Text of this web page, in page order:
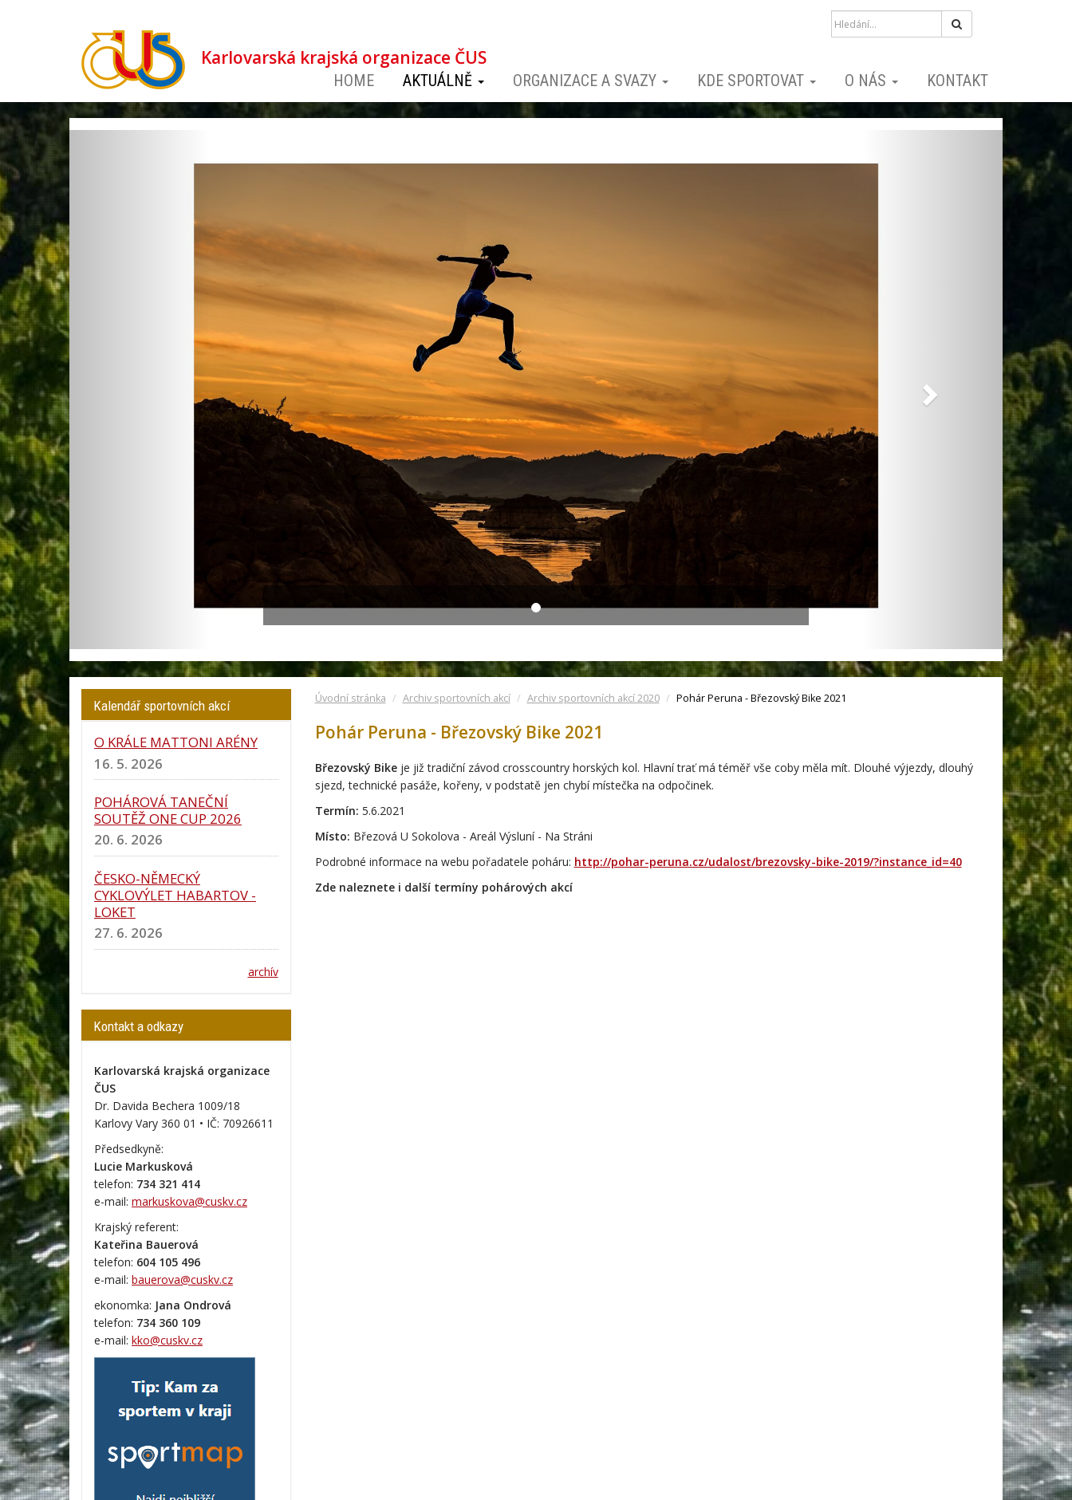
Karlovarská krajská organizace ČUS
HOME AKTUÁLNĚ ORGANIZACE A SVAZY KDE SPORTOVAT O NÁS KONTAKT
Úvodní stránka Archiv sportovních akcí Archiv sportovních akcí 2020 Pohár Peruna - Březovský Bike 2021
Pohár Peruna - Březovský Bike 2021
Březovský Bikeje již tradiční závod crosscountry horských kol. Hlavní trať má téměř vše coby měla mít. Dlouhé výjezdy, dlouhý
sjezd, technické pasáže, kořeny, v podstatě jen chybí místečka na odpočinek.
Termín: 5.6.2021
Místo: Březová U Sokolova - Areál Výsluní - Na Stráni
Podrobné informace na webu pořadatele poháru: http://pohar-peruna.cz/udalost/brezovsky-bike-2019/?instance_id=40
Zde naleznete i další termíny pohárových akcí
Kalendář sportovních akcí
O KRÁLE MATTONI ARÉNY
16. 5. 2026
POHÁROVÁ TANEČNÍ
SOUTĚŽ ONE CUP 2026
20. 6. 2026
ČESKO-NĚMECKÝ
CYKLOVÝLET HABARTOV -
LOKET
27. 6. 2026
archív
Kontakt a odkazy
Karlovarská krajská organizace
ČUS
Dr. Davida Bechera 1009/18
Karlovy Vary 360 01 • IČ: 70926611
Předsedkyně:
Lucie Markusková
telefon: 734 321 414
e-mail: markuskova@cuskv.cz
Krajský referent:
Kateřina Bauerová
telefon: 604 105 496
e-mail: bauerova@cuskv.cz
ekonomka: Jana Ondrová
telefon: 734 360 109
e-mail: kko@cuskv.cz